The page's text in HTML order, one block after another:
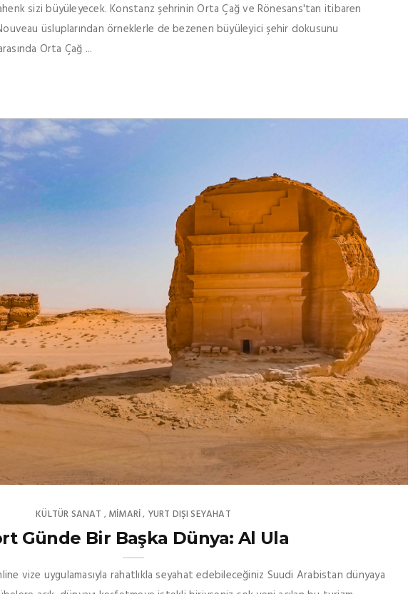
sizi büyüleyecek. Konstanz şehrinin Orta Çağ ve Rönesans'tan itibaren
üsluplarından örneklerle de bezenen büyüleyici şehir dokusunu
Orta Çağ ...
KÜLTÜR SANAT , MIMARI, YURT DIŞI SEYAHAT
Günde Bir Başka Dünya: Al Ula
vize uygulamasıyla rahatlıkla seyahat edebileceğiniz Suudi Arabistan dünyaya